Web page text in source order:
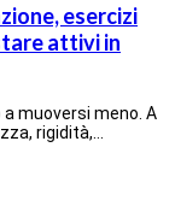
esercizi
attivi in
a muoversi meno. A
rigidità,…